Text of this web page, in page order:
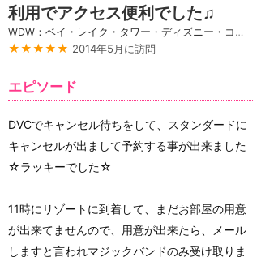
利用でアクセス便利でした♫
WDW：ベイ・レイク・タワー・ディズニー・コンテンポラリー・リゾート
★★★★★ 2014年5月に訪問
エピソード
DVCでキャンセル待ちをして、スタンダードに
キャンセルが出まして予約する事が出来ました
☆ラッキーでした☆
11時にリゾートに到着して、まだお部屋の用意
が出来てませんので、用意が出来たら、メール
しますと言われマジックバンドのみ受け取りま